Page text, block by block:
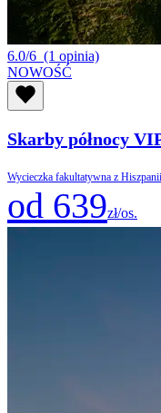
6.0/6 (1 opinia)
NOWOŚĆ
Skarby północy
Wycieczka fakultatywna z
od 639zł/os.